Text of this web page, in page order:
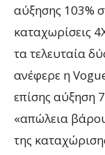
αύξησης 103%
καταχωρίσεις
τα τελευταία
ανέφερε η
επίσης αύξηση
«απώλεια
της